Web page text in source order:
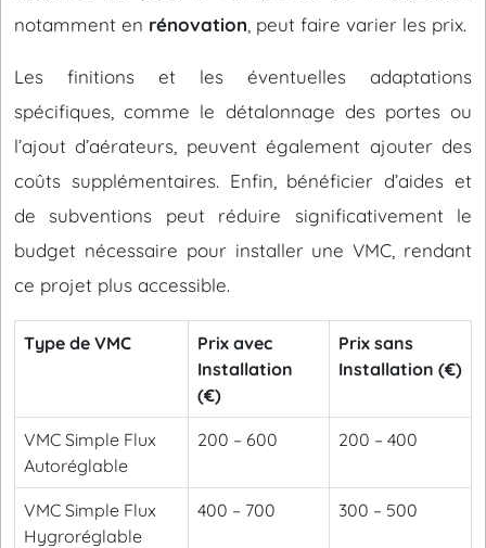
notamment en rénovation , peut faire varier les prix.
Les finitions et les éventuelles adaptations
spécifiques, comme le détalonnage des portes ou
l’ajout d’aérateurs, peuvent également ajouter des
coûts supplémentaires. Enfin, bénéficier d’aides et
de subventions peut réduire significativement le
budget nécessaire pour installer une VMC, rendant
ce projet plus accessible.
Type de VMC
Prix avec
Installation
(€)
Prix sans
Installation (€)
VMC Simple Flux
Autoréglable
200 – 600 200 – 400
VMC Simple Flux
Hygroréglable
400 – 700 300 – 500